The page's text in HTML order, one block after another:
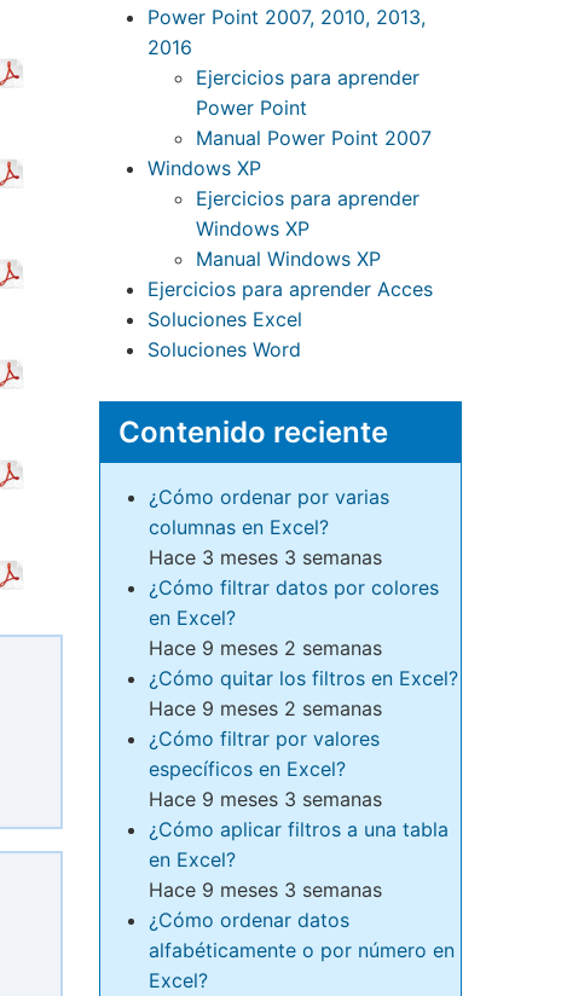
Power Point 2007, 2010, 2013,
2016
Ejercicios para aprender
Power Point
Manual Power Point 2007
Windows XP
Ejercicios para aprender
Windows XP
Manual Windows XP
Ejercicios para aprender Acces
Soluciones Excel
Soluciones Word
Contenido reciente
¿Cómo ordenar por varias
columnas en Excel?
Hace 3 meses 3 semanas
¿Cómo filtrar datos por colores
en Excel?
Hace 9 meses 2 semanas
¿Cómo quitar los filtros en Excel?
Hace 9 meses 2 semanas
¿Cómo filtrar por valores
específicos en Excel?
Hace 9 meses 3 semanas
¿Cómo aplicar filtros a una tabla
en Excel?
Hace 9 meses 3 semanas
¿Cómo ordenar datos
alfabéticamente o por número en
Excel?